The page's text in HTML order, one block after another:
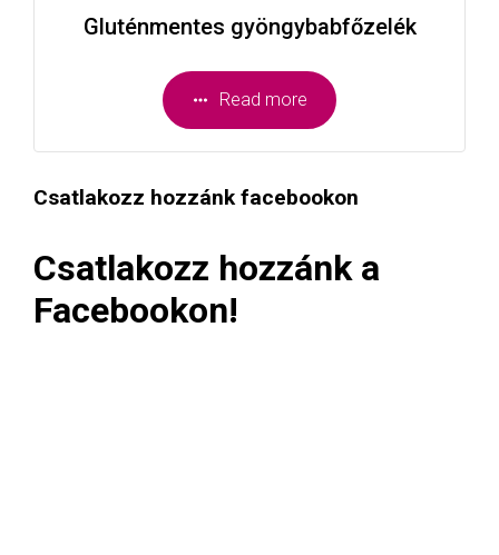
Gluténmentes gyöngybabfőzelék
Read more
Csatlakozz hozzánk facebookon
Csatlakozz hozzánk a
Facebookon!